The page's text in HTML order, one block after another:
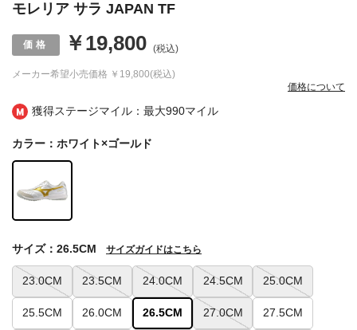
獲得ステージマイル：最大990マイル
モレリア サラ JAPAN TF
メーカー希望小売価格 ￥19,800(税込)
￥19,800 (税込)
価格について
カラー：ホワイト×ゴールド
23.0CM 23.5CM 24.0CM 24.5CM 25.0CM
25.5CM 26.0CM 26.5CM 27.0CM 27.5CM
サイズ：26.5CM サイズガイドはこちら